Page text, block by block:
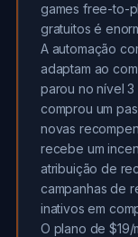
games free-to-
gratuitos é
A automação
adaptam ao
parou no nível
comprou um
novas
recebe um
atribuição de
campanhas de
inativos em
O plano de $19/